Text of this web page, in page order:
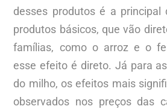
desses produtos é a principal
produtos básicos, que vão
famílias, como o arroz e o
esse efeito é direto. Já para
do milho, os efeitos mais
observados nos preços das